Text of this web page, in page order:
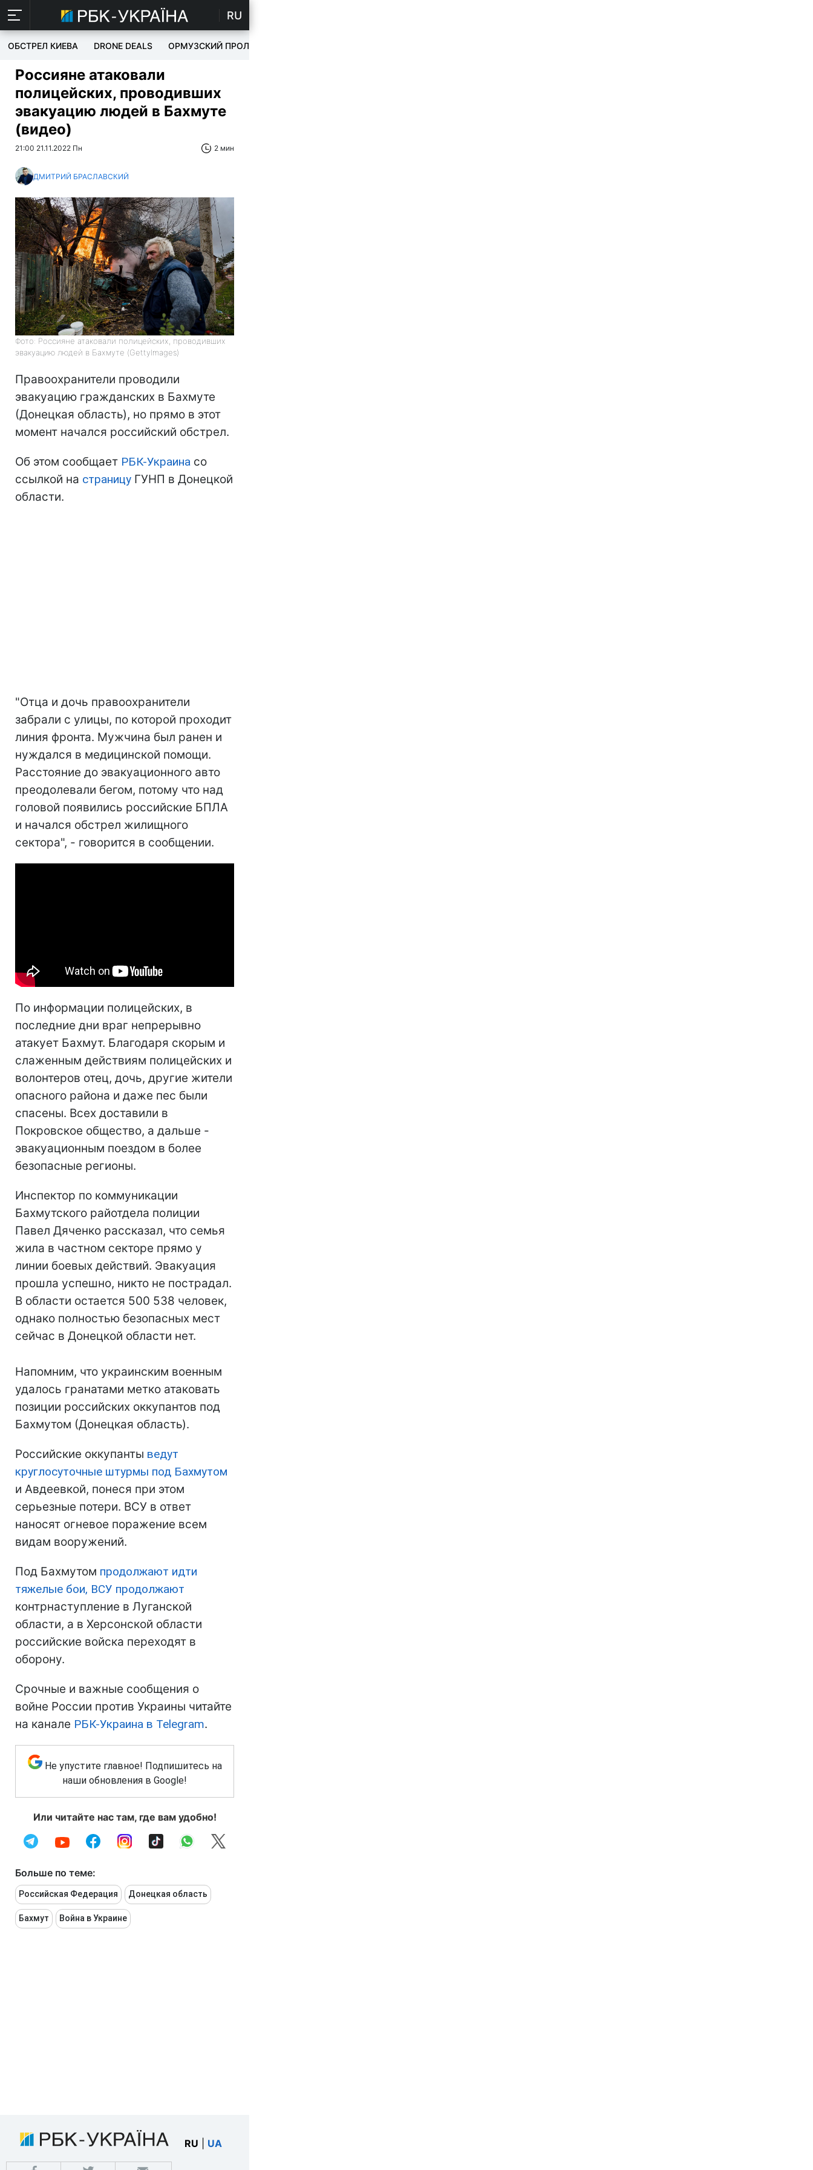
RU
ОБСТРЕЛ КИЕВА DRONE DEALS ОРМУЗСКИЙ ПРОЛИВ
Россияне атаковали
полицейских, проводивших
эвакуацию людей в Бахмуте
(видео)
21:00 21.11.2022 Пн 2 мин
ДМИТРИЙ БРАСЛАВСКИЙ
Фото: Россияне атаковали полицейских, проводивших
эвакуацию людей в Бахмуте (GettyImages)
Правоохранители проводили
эвакуацию гражданских в Бахмуте
(Донецкая область), но прямо в этот
момент начался российский обстрел.
Об этом сообщает РБК-Украина со
ссылкой на страницу ГУНП в Донецкой
области.
"Отца и дочь правоохранители
забрали с улицы, по которой проходит
линия фронта. Мужчина был ранен и
нуждался в медицинской помощи.
Расстояние до эвакуационного авто
преодолевали бегом, потому что над
головой появились российские БПЛА
и начался обстрел жилищного
сектора", - говорится в сообщении.
По информации полицейских, в
последние дни враг непрерывно
атакует Бахмут. Благодаря скорым и
слаженным действиям полицейских и
волонтеров отец, дочь, другие жители
опасного района и даже пес были
спасены. Всех доставили в
Покровское общество, а дальше -
эвакуационным поездом в более
безопасные регионы.
Инспектор по коммуникации
Бахмутского райотдела полиции
Павел Дяченко рассказал, что семья
жила в частном секторе прямо у
линии боевых действий. Эвакуация
прошла успешно, никто не пострадал.
В области остается 500 538 человек,
однако полностью безопасных мест
сейчас в Донецкой области нет.
Напомним, что украинским военным
удалось гранатами метко атаковать
позиции российских оккупантов под
Бахмутом (Донецкая область).
Российские оккупанты ведут
круглосуточные штурмы под Бахмутом
и Авдеевкой, понеся при этом
серьезные потери. ВСУ в ответ
наносят огневое поражение всем
видам вооружений.
Под Бахмутом продолжают идти
тяжелые бои, ВСУ продолжают
контрнаступление в Луганской
области, а в Херсонской области
российские войска переходят в
оборону.
Срочные и важные сообщения о
войне России против Украины читайте
на канале РБК-Украина в Telegram.
Не упустите главное! Подпишитесь на
наши обновления в Google!
Или читайте нас там, где вам удобно!
Больше по теме:
Российская Федерация Донецкая область
Бахмут Война в Украине
RU UA